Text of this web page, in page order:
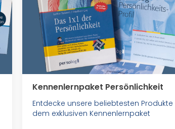
Kennenlernpaket Persönlichkeit
Entdecke unsere beliebtesten
dem exklusiven Kennenlernpaket